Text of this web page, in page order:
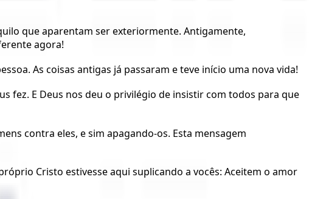
que aparentam ser exteriormente. Antigamente,
agora!
As coisas antigas já passaram e teve início uma nova vida!
fez. E Deus nos deu o privilégio de insistir com todos para que
contra eles, e sim apagando-os. Esta mensagem
Cristo estivesse aqui suplicando a vocês: Aceitem o amor